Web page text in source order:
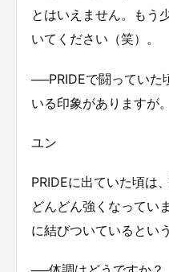
とはいえません。もう
いてください（笑）。
──PRIDEで闘っていた
いる印象がありますが。
ユン
PRIDEに出ていた頃は
どんどん強くなってい
に結びついているとい